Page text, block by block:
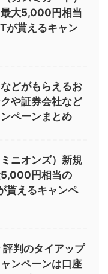
大5,000円相当
が貰えるキャン
どがもらえるお
や証券会社など
ペーンまとめ
ニオンズ）新規
5,000円相当の
貰えるキャンペ
評判のタイアップ
ンペーンは口座